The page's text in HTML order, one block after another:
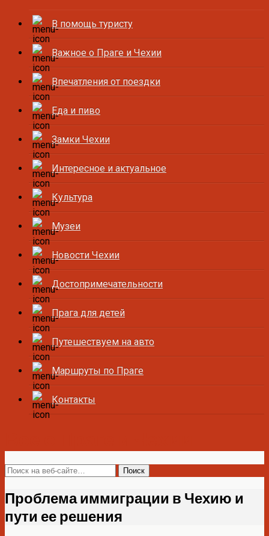
В помощь туристу
Важное о Праге и Чехии
Впечатления от поездки
Еда и пиво
Замки Чехии
Интересное и актуальное
Культура
Музеи
Новости Чехии
Достопримечательности
Прага для детей
Путешествуем на авто
Маршруты по Праге
Контакты
Проблема иммиграции в Чехию и
пути ее решения